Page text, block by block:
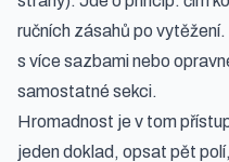
ručních zásahů po
s více sazbami nebo
samostatné sekci.
Hromadnost je v tom
jeden doklad, opsat pět